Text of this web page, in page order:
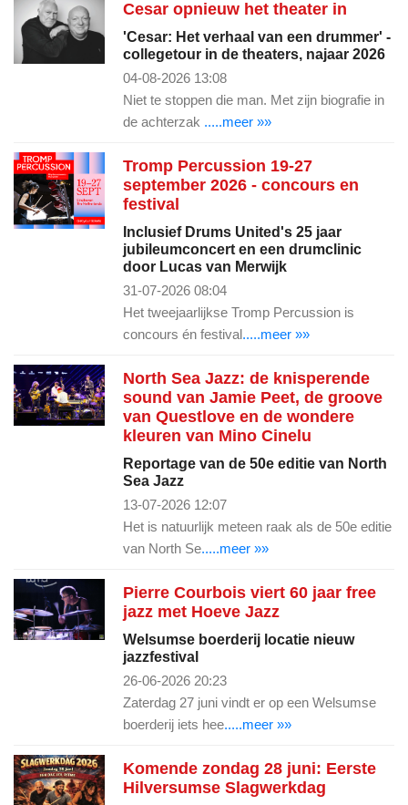
Cesar opnieuw het theater in
'Cesar: Het verhaal van een drummer' -
collegetour in de theaters, najaar 2026
04-08-2026 13:08
Niet te stoppen die man. Met zijn biografie in
de achterzak .....meer »»
Tromp Percussion 19-27
september 2026 - concours en
festival
Inclusief Drums United's 25 jaar
jubileumconcert en een drumclinic
door Lucas van Merwijk
31-07-2026 08:04
Het tweejaarlijkse Tromp Percussion is
concours én festival.....meer »»
North Sea Jazz: de knisperende
sound van Jamie Peet, de groove
van Questlove en de wondere
kleuren van Mino Cinelu
Reportage van de 50e editie van North
Sea Jazz
13-07-2026 12:07
Het is natuurlijk meteen raak als de 50e editie
van North Se.....meer »»
Pierre Courbois viert 60 jaar free
jazz met Hoeve Jazz
Welsumse boerderij locatie nieuw
jazzfestival
26-06-2026 20:23
Zaterdag 27 juni vindt er op een Welsumse
boerderij iets hee.....meer »»
Komende zondag 28 juni: Eerste
Hilversumse Slagwerkdag